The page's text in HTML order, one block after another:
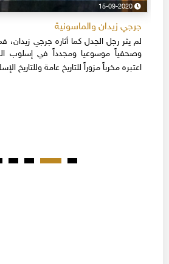
15-09-2020
جرجي زيدان والماسونية
لم يثر رجل الجدل كما أثاره جرجي زيدان،
وصحفياً موسوعيا ومجدداً في إسلوب
اعتبره مخرباً مزوراً للتاريخ عامة وللتاريخ